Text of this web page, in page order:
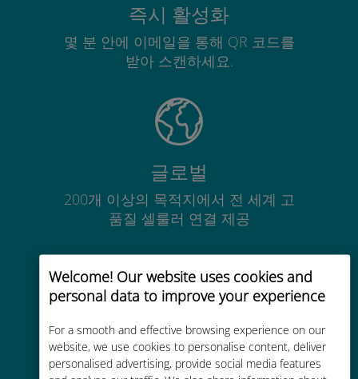
Welcome! Our website uses cookies and
personal data to improve your experience
For a smooth and effective browsing experience on our
website, we use cookies to personalise content, deliver
personalised advertising, provide social media features
즉시 활성화
몇 분 안에 이메일을 통해 QR 코드를
받아 스캔하세요.
글로벌
200개 이상의 목적지에서 전 세계 고
품질 셀룰러 연결 제공
비용 효율적
기존 통신사 로밍 요금보다 최대